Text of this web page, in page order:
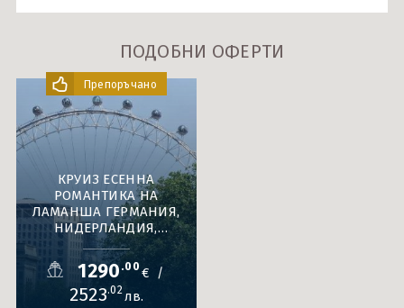
ПОДОБНИ ОФЕРТИ
Препоръчано
КРУИЗ ЕСЕННА
РОМАНТИКА НА
ЛАМАНША ГЕРМАНИЯ,
НИДЕРЛАНДИЯ,
ФРАНЦИЯ,
ВЕЛИКОБРИТАНИЯ
17.10.2026
1290 .00 € /
2523.02лв.